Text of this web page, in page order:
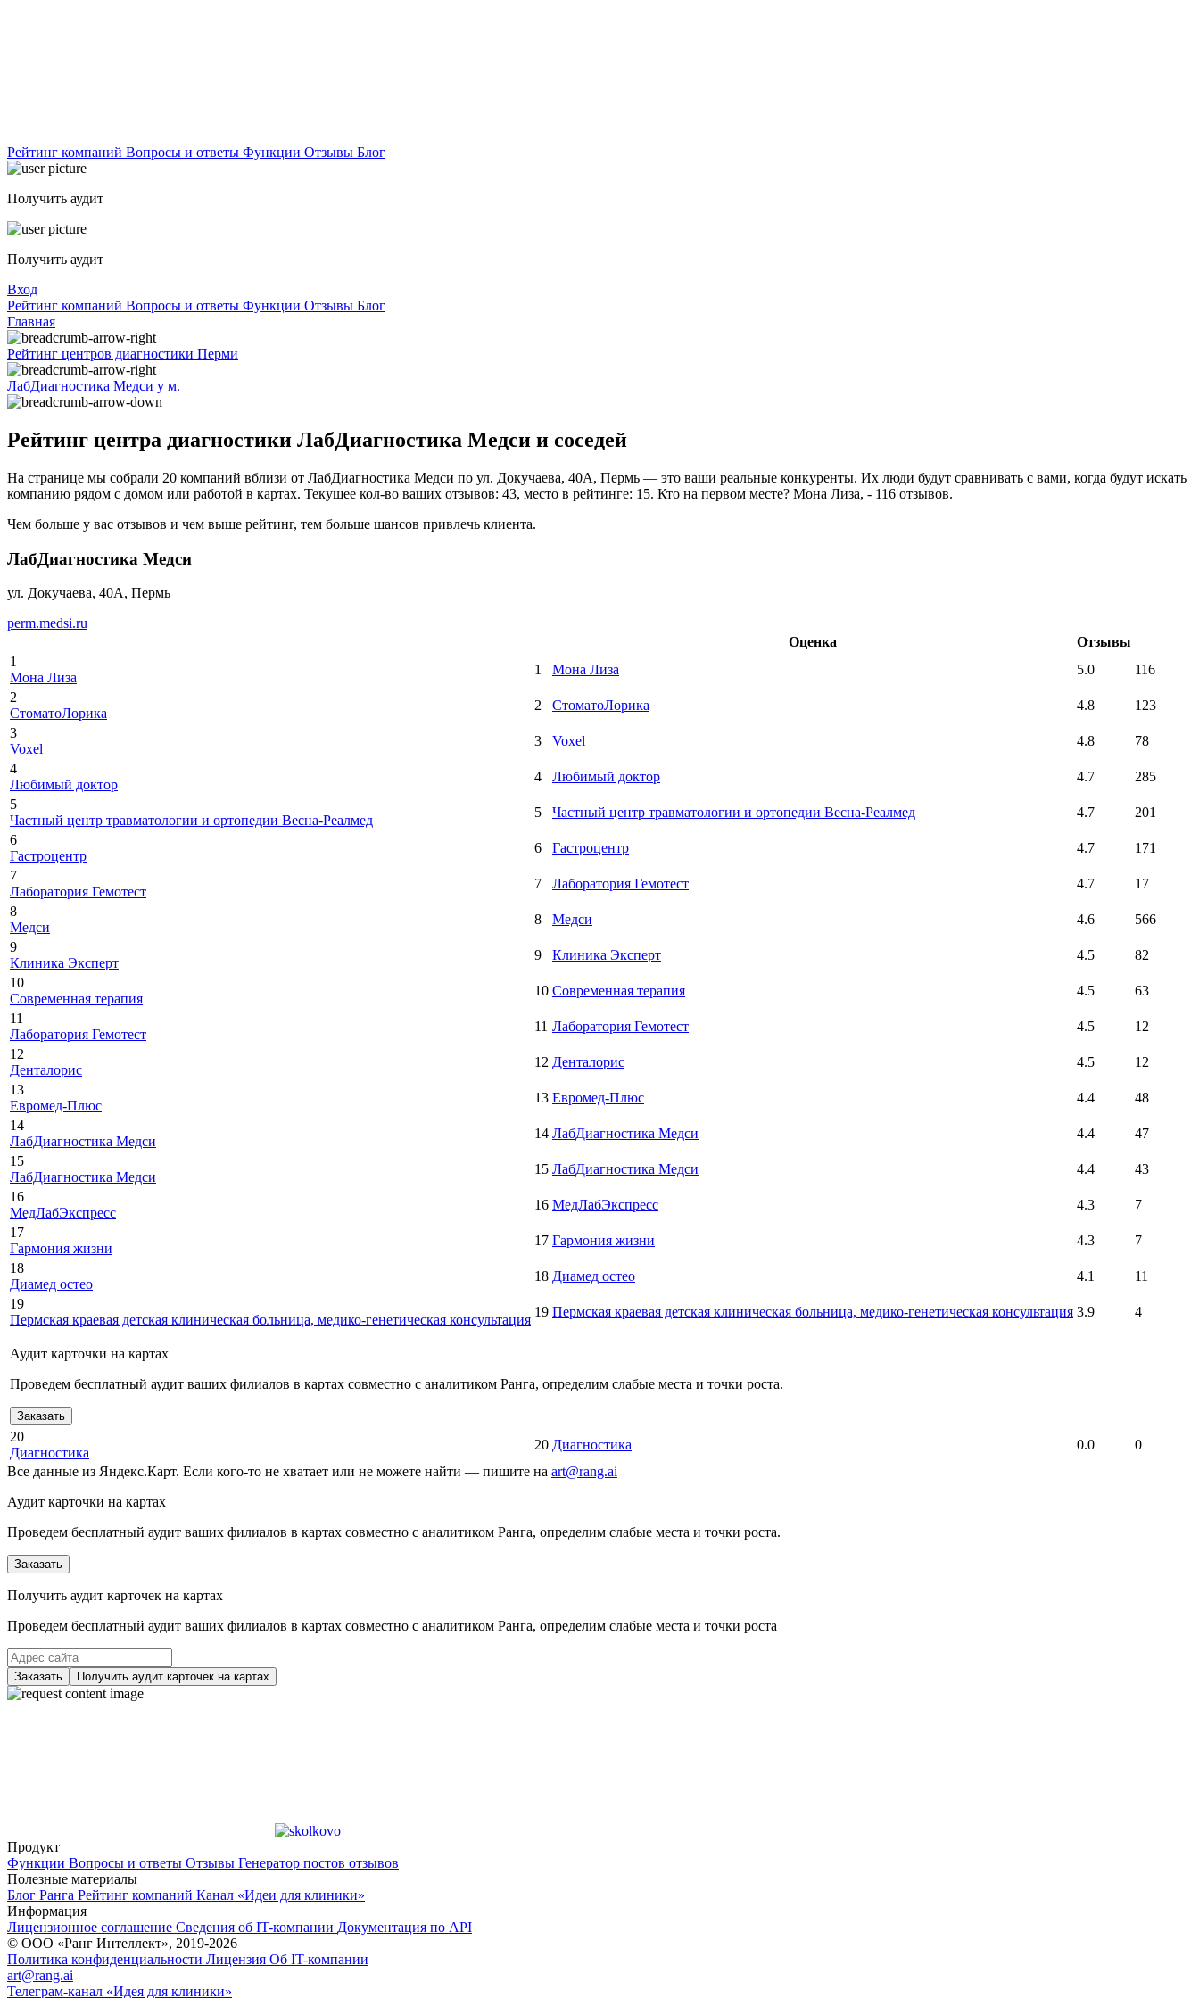
Рейтинг компаний Вопросы и ответы Функции Отзывы Блог
Получить аудит
Получить аудит
Вход
Рейтинг компаний Вопросы и ответы Функции Отзывы Блог
Главная
Рейтинг центров диагностики Перми
ЛабДиагностика Медси у м.
Рейтинг центра диагностики ЛабДиагностика Медси и соседей
На странице мы собрали 20 компаний вблизи от ЛабДиагностика Медси по ул. Докучаева, 40А, Пермь — это ваши реальные конкуренты. Их люди будут сравнивать с вами, когда будут искать
компанию рядом с домом или работой в картах. Текущее кол-во ваших отзывов: 43, место в рейтинге: 15. Кто на первом месте? Мона Лиза, - 116 отзывов.
Чем больше у вас отзывов и чем выше рейтинг, тем больше шансов привлечь клиента.
ЛабДиагностика Медси
ул. Докучаева, 40А, Пермь
perm.medsi.ru
Оценка
Отзывы
1
Мона Лиза
1 Мона Лиза 5.0
116
2
СтоматоЛорика
2 СтоматоЛорика 4.8
123
3
Voxel
3 Voxel 4.8
78
4
Любимый доктор
4 Любимый доктор 4.7
285
5
Частный центр травматологии и ортопедии Весна-Реалмед
5 Частный центр травматологии и ортопедии Весна-Реалмед 4.7
201
6
Гастроцентр
6 Гастроцентр 4.7
171
7
Лаборатория Гемотест
7 Лаборатория Гемотест 4.7
17
8
Медси
8 Медси 4.6
566
9
Клиника Эксперт
9 Клиника Эксперт 4.5
82
10
Современная терапия
10 Современная терапия 4.5
63
11
Лаборатория Гемотест
11 Лаборатория Гемотест 4.5
12
12
Денталорис
12 Денталорис 4.5
12
13
Евромед-Плюс
13 Евромед-Плюс 4.4
48
14
ЛабДиагностика Медси
14 ЛабДиагностика Медси 4.4
47
15
ЛабДиагностика Медси
15 ЛабДиагностика Медси 4.4
43
16
МедЛабЭкспресс
16 МедЛабЭкспресс 4.3
7
17
Гармония жизни
17 Гармония жизни 4.3
7
18
Диамед остео
18 Диамед остео 4.1
11
19
Пермская краевая детская клиническая больница, медико-генетическая консультация
19 Пермская краевая детская клиническая больница, медико-генетическая консультация 3.9 4
Аудит карточки на картах
Проведем бесплатный аудит ваших филиалов в картах совместно с аналитиком Ранга, определим слабые места и точки роста.
Заказать
20
Диагностика
20 Диагностика 0.0
0
Все данные из Яндекс.Карт. Если кого-то не хватает или не можете найти — пишите на art@rang.ai
Аудит карточки на картах
Проведем бесплатный аудит ваших филиалов в картах совместно с аналитиком Ранга, определим слабые места и точки роста.
Заказать
Получить аудит карточек на картах
Проведем бесплатный аудит ваших филиалов в картах совместно с аналитиком Ранга, определим слабые места и точки роста
Заказать Получить аудит карточек на картах
Продукт
Функции Вопросы и ответы Отзывы Генератор постов отзывов
Полезные материалы
Блог Ранга Рейтинг компаний Канал «Идеи для клиники»
Информация
Лицензионное соглашение Сведения об IT-компании Документация по API
© ООО «Ранг Интеллект», 2019-2026
Политика конфиденциальности Лицензия Об IT-компании
art@rang.ai
Телеграм-канал «Идея для клиники»